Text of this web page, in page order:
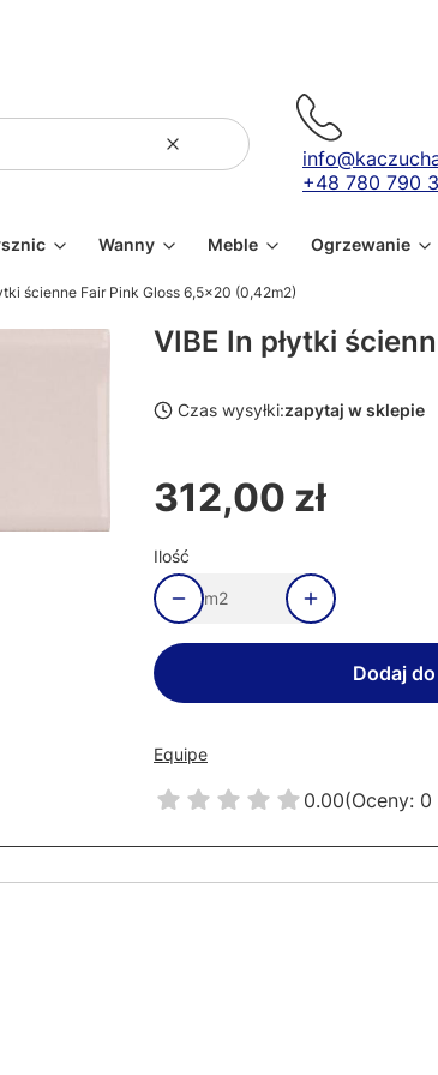
WyczyśćSzukaj
+48 780 790
Wanny Meble Ogrzewanie
ścienne Fair Pink Gloss 6,5x20 (0,42m2)
VIBE In płytki
Czas wysyłki:zapytaj w sklepie
Cena
312,00 zł
Ilość
m2
Dodaj
Equipe
0.00(Oceny: 0